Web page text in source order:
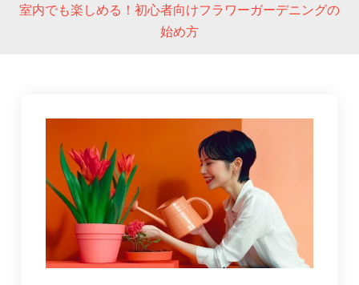
室内でも楽しめる！初心者向けフラワーガーデニングの
始め方